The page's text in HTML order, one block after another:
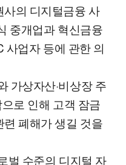
의 디지털금융 사
중개업과 혁신금융
사업자 등에 관한 의
가상자산·비상장 주
로 인해 고객 잠금
폐해가 생길 것을
벌 수준의 디지털 자